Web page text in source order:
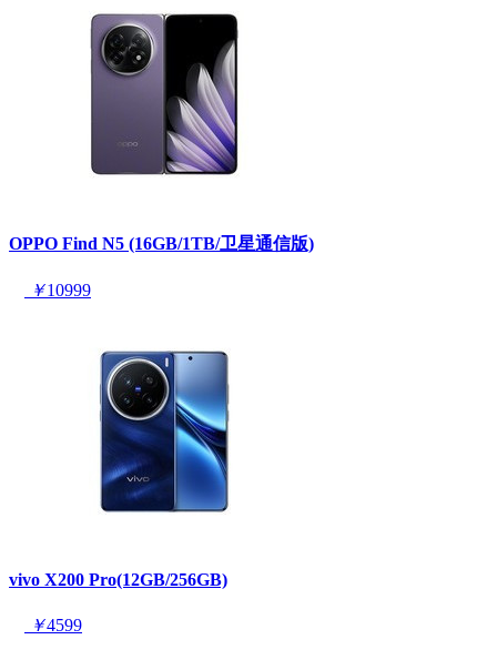
OPPO Find N5 (16GB/1TB/卫星通信版)
￥10999
vivo X200 Pro(12GB/256GB)
￥4599